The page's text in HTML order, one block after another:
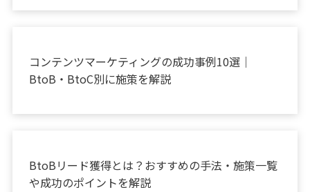
コンテンツマーケティングの成功事例10選｜
BtoB・BtoC別に施策を解説
BtoBリード獲得とは？おすすめの手法・施策一覧
や成功のポイントを解説